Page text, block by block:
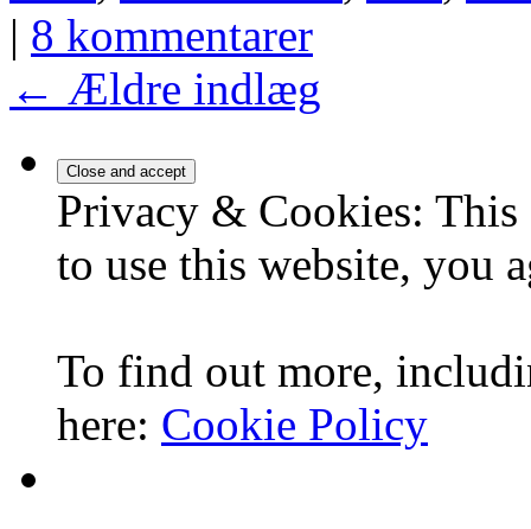
| 8 kommentarer
← Ældre indlæg
Privacy & Cookies:
to use this website, you
To find out more,
here: Cookie Policy